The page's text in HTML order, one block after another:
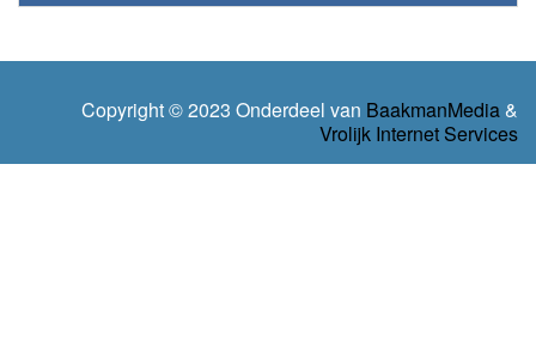
Copyright © 2023 Onderdeel van BaakmanMedia&
Vrolijk Internet Services